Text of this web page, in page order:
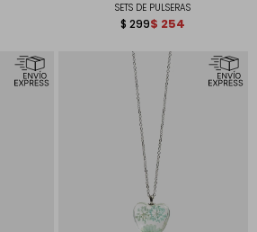
SETS DE PULSERAS
$ 299$ 254